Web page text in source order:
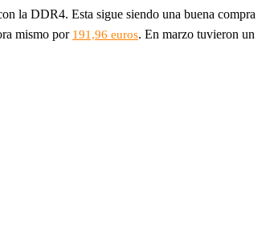
la DDR4. Esta sigue siendo una buena compra
mismo por 191,96 euros. En marzo tuvieron un